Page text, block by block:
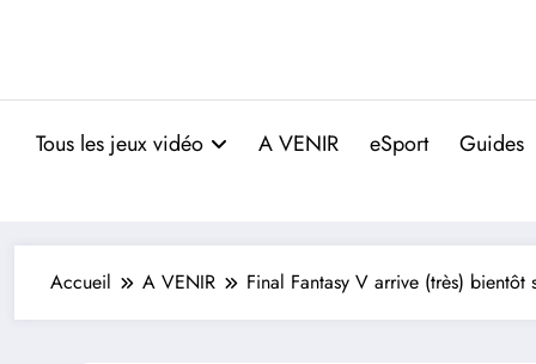
Tous les jeux vidéo A VENIR eSport Guides
Accueil A VENIR Final Fantasy V arrive (très) bientôt